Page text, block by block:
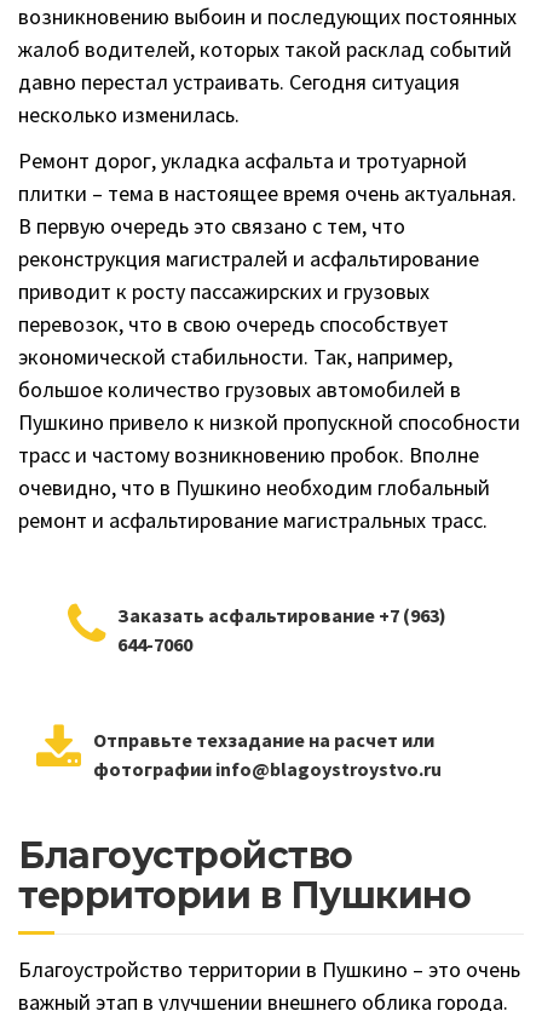
возникновению выбоин и последующих постоянных
жалоб водителей, которых такой расклад событий
давно перестал устраивать. Сегодня ситуация
несколько изменилась.
Ремонт дорог, укладка асфальта и тротуарной
плитки – тема в настоящее время очень актуальная.
В первую очередь это связано с тем, что
реконструкция магистралей и асфальтирование
приводит к росту пассажирских и грузовых
перевозок, что в свою очередь способствует
экономической стабильности. Так, например,
большое количество грузовых автомобилей в
Пушкино привело к низкой пропускной способности
трасс и частому возникновению пробок. Вполне
очевидно, что в Пушкино необходим глобальный
ремонт и асфальтирование магистральных трасс.
Заказать асфальтирование +7 (963)
644-7060
Отправьте техзадание на расчет или
фотографии info@blagoystroystvo.ru
Благоустройство
территории в Пушкино
Благоустройство территории в Пушкино – это очень
важный этап в улучшении внешнего облика города.